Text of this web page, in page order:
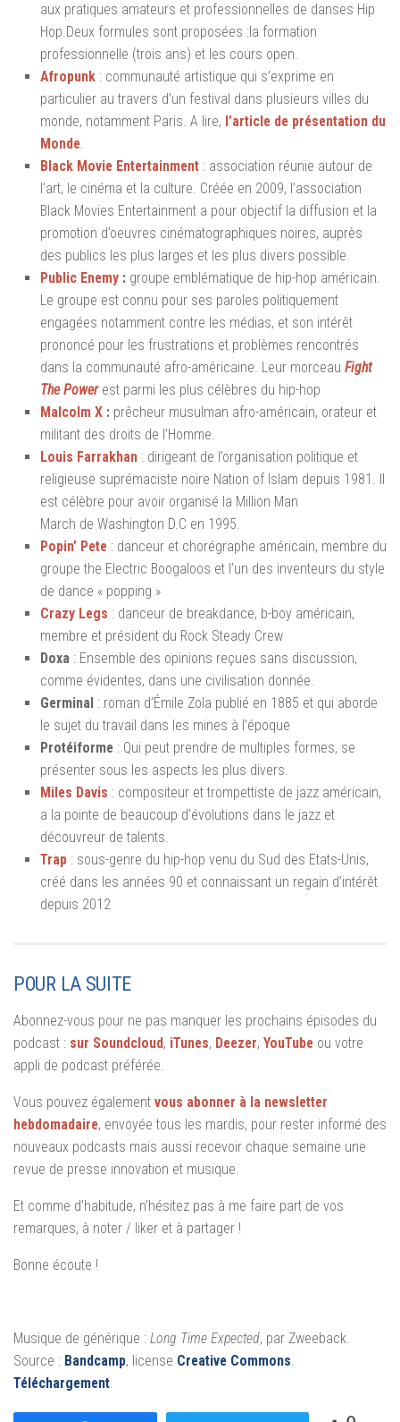
aux pratiques amateurs et professionnelles de danses Hip
Hop.Deux formules sont proposées :la formation
professionnelle (trois ans) et les cours open.
Afropunk : communauté artistique qui s’exprime en
particulier au travers d’un festival dans plusieurs villes du
monde, notamment Paris. A lire, l’article de présentation du
Monde.
Black Movie Entertainment : association réunie autour de
l’art, le cinéma et la culture. Créée en 2009, l’association
Black Movies Entertainment a pour objectif la diffusion et la
promotion d’oeuvres cinématographiques noires, auprès
des publics les plus larges et les plus divers possible.
Public Enemy : groupe emblématique de hip-hop américain.
Le groupe est connu pour ses paroles politiquement
engagées notamment contre les médias, et son intérêt
prononcé pour les frustrations et problèmes rencontrés
dans la communauté afro-américaine. Leur morceau Fight
The Powerest parmi les plus célèbres du hip-hop
Malcolm X : prêcheur musulman afro-américain, orateur et
militant des droits de l’Homme.
Louis Farrakhan : dirigeant de l’organisation politique et
religieuse suprémaciste noire Nation of Islam depuis 1981. Il
est célèbre pour avoir organisé la Million Man
March de Washington D.C en 1995.
Popin’ Pete : danceur et chorégraphe américain, membre du
groupe the Electric Boogaloos et l’un des inventeurs du style
de dance « popping »
Crazy Legs : danceur de breakdance, b-boy américain,
membre et président du Rock Steady Crew
Doxa : Ensemble des opinions reçues sans discussion,
comme évidentes, dans une civilisation donnée.
Germinal : roman d’Émile Zola publié en 1885 et qui aborde
le sujet du travail dans les mines à l’époque
Protéiforme : Qui peut prendre de multiples formes, se
présenter sous les aspects les plus divers.
Miles Davis : compositeur et trompettiste de jazz américain,
a la pointe de beaucoup d’évolutions dans le jazz et
découvreur de talents.
Trap : sous-genre du hip-hop venu du Sud des Etats-Unis,
créé dans les années 90 et connaissant un regain d’intérêt
depuis 2012
POUR LA SUITE
Abonnez-vous pour ne pas manquer les prochains épisodes du
podcast : sur Soundcloud, iTunes, Deezer, YouTube ou votre
appli de podcast préférée.
Vous pouvez également vous abonner à la newsletter
hebdomadaire, envoyée tous les mardis, pour rester informé des
nouveaux podcasts mais aussi recevoir chaque semaine une
revue de presse innovation et musique.
Et comme d’habitude, n’hésitez pas à me faire part de vos
remarques, à noter / liker et à partager !
Bonne écoute !
Musique de générique : Long Time Expected, par Zweeback.
Source : Bandcamp, license Creative Commons.
Téléchargement.